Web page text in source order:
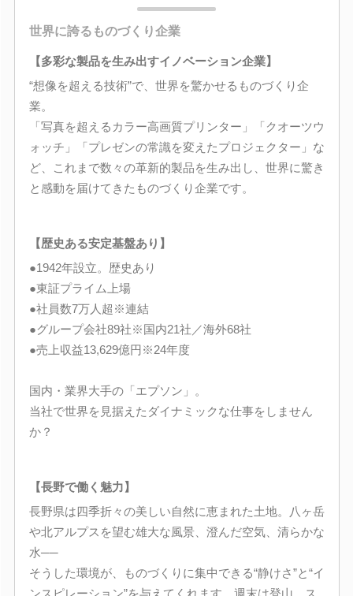
世界に誇るものづくり企業
【多彩な製品を生み出すイノベーション企業】
“想像を超える技術”で、世界を驚かせるものづくり企
業。
「写真を超えるカラー高画質プリンター」「クオーツウ
ォッチ」「プレゼンの常識を変えたプロジェクター」な
ど、これまで数々の革新的製品を生み出し、世界に驚き
と感動を届けてきたものづくり企業です。
【歴史ある安定基盤あり】
●1942年設立。歴史あり
●東証プライム上場
●社員数7万人超※連結
●グループ会社89社※国内21社／海外68社
●売上収益13,629億円※24年度
国内・業界大手の「エプソン」。
当社で世界を見据えたダイナミックな仕事をしません
か？
【長野で働く魅力】
長野県は四季折々の美しい自然に恵まれた土地。八ヶ岳
や北アルプスを望む雄大な風景、澄んだ空気、清らかな
水──
そうした環境が、ものづくりに集中できる“静けさ”と“イ
ンスピレーション”を与えてくれます。週末は登山、ス